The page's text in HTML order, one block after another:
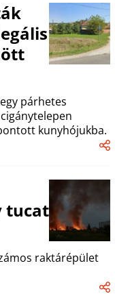
párhetes
kunyhójukba.
tucat
raktárépület